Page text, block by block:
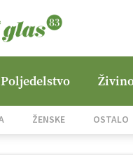
Poljedelstvo
ŽENSKE OSTALO
cena ali prednosti